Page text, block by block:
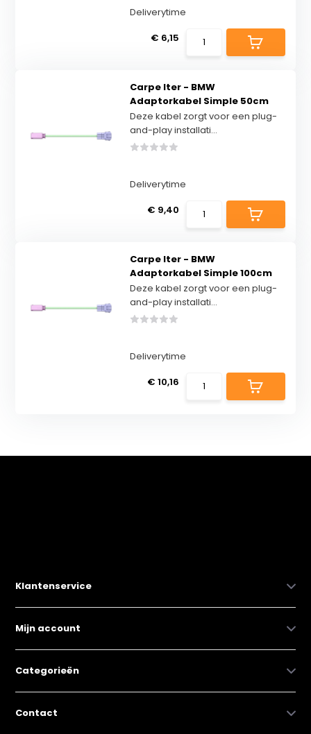
Deliverytime
€ 6,15
Carpe Iter - BMW
Adaptorkabel Simple 50cm
Deze kabel zorgt voor een plug-
and-play installati...
Deliverytime
€ 9,40
Carpe Iter - BMW
Adaptorkabel Simple 100cm
Deze kabel zorgt voor een plug-
and-play installati...
Deliverytime
€ 10,16
Klantenservice
Mijn account
Categorieën
Contact